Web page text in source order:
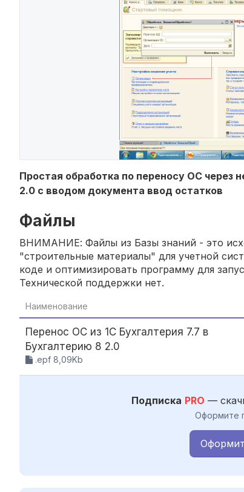
Простая обработка по переносу ОС через
2.0 с вводом документа ввод остатков
Файлы
ВНИМАНИЕ: Файлы из Базы знаний - это
"строительные материалы" для учетной
коде и оптимизировать программу для
Технической поддержки нет.
Наименование
Перенос ОС из 1С Бухгалтерия 7.7 в
Бухгалтерию 8 2.0
.epf 8,09Kb
Подписка PRO —
Оформите